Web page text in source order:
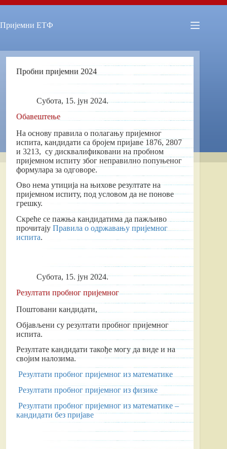
Skip
content
Пријемни ЕТФ
Пробни пријемни 2024
Субота, 15. јун 2024.
Обавештење
На основу правила о полагању пријемног
испита, кандидати са бројем пријаве 1876, 2807
и 3213, су дисквалификовани на пробном
пријемном испиту због неправилно попуњеног
формулара за одговоре.
Ово нема утиција на њихове резултате на
пријемном испиту, под условом да не понове
грешку.
Скреће се пажња кандидатима да пажљиво
прочитају Правила о одржавању пријемног
испита.
Субота, 15. јун 2024.
Резултати пробног пријемног
Поштовани кандидати,
Објављени су резултати пробног пријемног
испита.
Резултате кандидати такође могу да виде и на
својим налозима.
Резултати пробног пријемног из математике
Резултати пробног пријемног из физике
Резултати пробног пријемног из математике –
кандидати без пријаве